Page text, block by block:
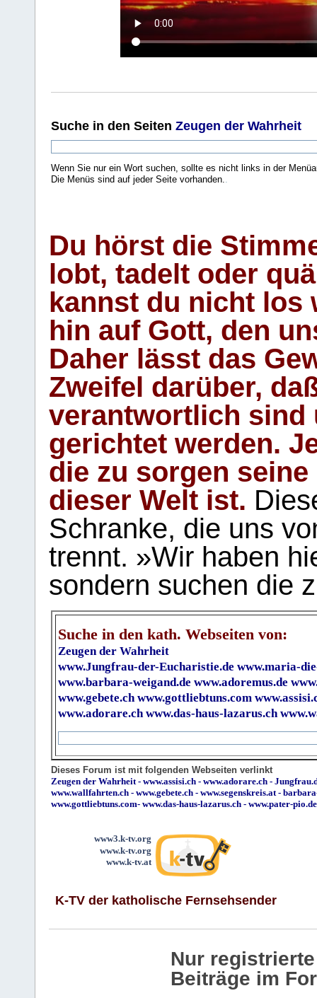
Suche in den Seiten Zeugen der Wahrheit
Wenn Sie nur ein Wort suchen, sollte es nicht links in der
Die Menüs sind auf jeder Seite vorhanden..
Du hörst die
lobt, tadelt oder
kannst du nicht los
hin auf Gott, den
Daher lässt das
Zweifel darüber,
verantwortlich sind
gerichtet werden.
die zu sorgen
dieser Welt ist.
Schranke, die uns
trennt. »Wir haben
sondern suchen die
Suche in den kath. Webseiten von:
Zeugen der Wahrheit
www.Jungfrau-der-Eucharistie.de www.maria-
www.barbara-weigand.de www.adoremus.de
www.gebete.ch www.gottliebtuns.com
www.adorare.ch www.das-haus-lazarus.ch
Dieses Forum ist mit folgenden Webseiten verlinkt
Zeugen der Wahrheit- www.assisi.ch - www.adorare.ch -
www.wallfahrten.ch - www.gebete.ch - www.segenskreis.at-
www.gottliebtuns.com- www.das-haus-lazarus.ch - www.pater-pio.de
www3.k-tv.org
www.k-tv.org
www.k-tv.at
K-TV der katholische Fernsehsender
Nur
Beiträge im